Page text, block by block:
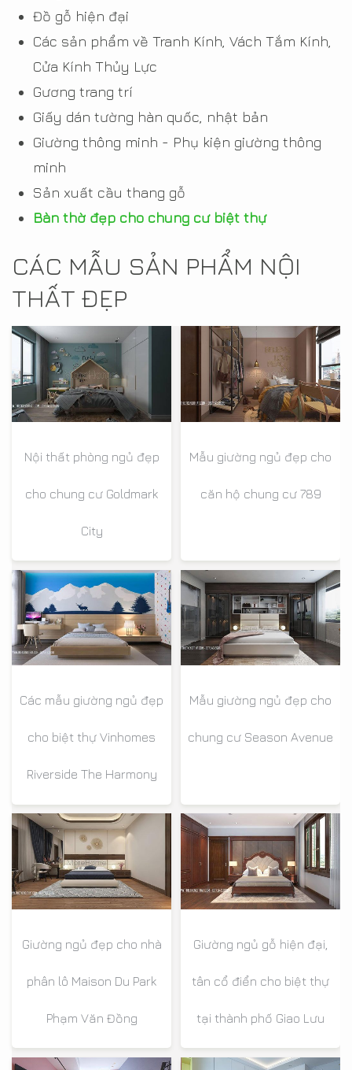
Đồ gỗ hiện đại
Các sản phẩm về Tranh Kính, Vách Tắm Kính,
Cửa Kính Thủy Lực
Gương trang trí
Giấy dán tường hàn quốc, nhật bản
Giường thông minh - Phụ kiện giường thông
minh
Sản xuất cầu thang gỗ
Bàn thờ đẹp cho chung cư biệt thự
CÁC MẪU SẢN PHẨM NỘI
THẤT ĐẸP
Nội thất phòng ngủ đẹp
cho chung cư Goldmark
City
Mẫu giường ngủ đẹp cho
căn hộ chung cư 789
Các mẫu giường ngủ đẹp
cho biệt thự Vinhomes
Riverside The Harmony
Mẫu giường ngủ đẹp cho
chung cư Season Avenue
Giường ngủ đẹp cho nhà
phân lô Maison Du Park
Phạm Văn Đồng
Giường ngủ gỗ hiện đại,
tân cổ điển cho biệt thự
tại thành phố Giao Lưu